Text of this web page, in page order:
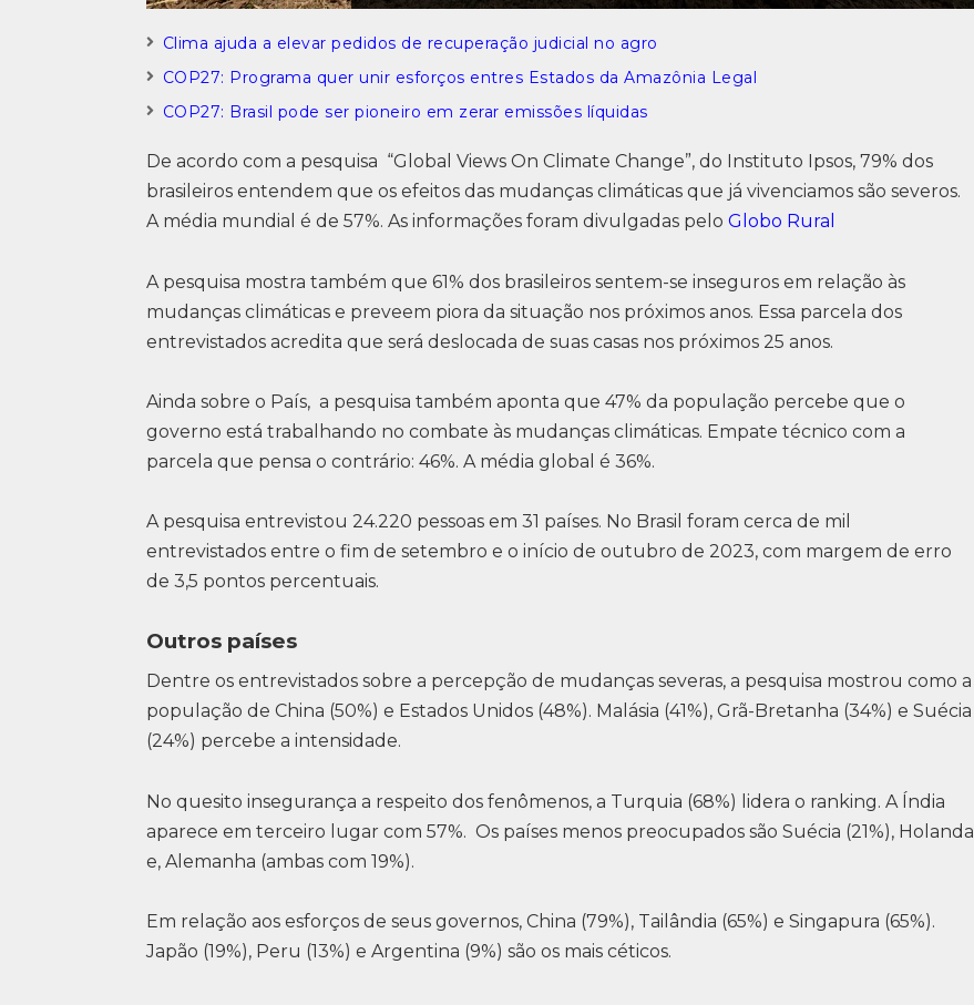
Clima ajuda a elevar pedidos de recuperação judicial no agro
COP27: Programa quer unir esforços entres Estados da Amazônia Legal
COP27: Brasil pode ser pioneiro em zerar emissões líquidas
De acordo com a pesquisa “Global Views On Climate Change”, do Instituto Ipsos, 79% dos
brasileiros entendem que os efeitos das mudanças climáticas que já vivenciamos são severos.
A média mundial é de 57%. As informações foram divulgadas pelo Globo Rural
A pesquisa mostra também que 61% dos brasileiros sentem-se inseguros em relação às
mudanças climáticas e preveem piora da situação nos próximos anos. Essa parcela dos
entrevistados acredita que será deslocada de suas casas nos próximos 25 anos.
Ainda sobre o País, a pesquisa também aponta que 47% da população percebe que o
governo está trabalhando no combate às mudanças climáticas. Empate técnico com a
parcela que pensa o contrário: 46%. A média global é 36%.
A pesquisa entrevistou 24.220 pessoas em 31 países. No Brasil foram cerca de mil
entrevistados entre o fim de setembro e o início de outubro de 2023, com margem de erro
de 3,5 pontos percentuais.
Outros países
Dentre os entrevistados sobre a percepção de mudanças severas, a pesquisa mostrou como a
população de China (50%) e Estados Unidos (48%). Malásia (41%), Grã-Bretanha (34%) e Suécia
(24%) percebe a intensidade.
No quesito insegurança a respeito dos fenômenos, a Turquia (68%) lidera o ranking. A Índia
aparece em terceiro lugar com 57%. Os países menos preocupados são Suécia (21%), Holanda
e, Alemanha (ambas com 19%).
Em relação aos esforços de seus governos, China (79%), Tailândia (65%) e Singapura (65%).
Japão (19%), Peru (13%) e Argentina (9%) são os mais céticos.